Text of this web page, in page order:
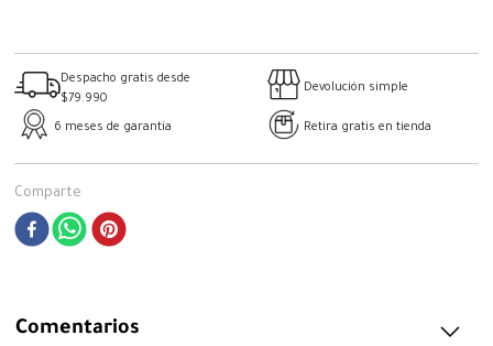
Despacho gratis desde
$79.990
Devolución simple
6 meses de garantía Retira gratis en tienda
Comparte
Comentarios